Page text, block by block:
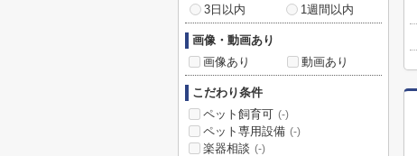
3日以内
1週間以内
画像・動画あり
画像あり
動画あり
こだわり条件
ペット飼育可 (-)
ペット専用設備 (-)
楽器相談 (-)